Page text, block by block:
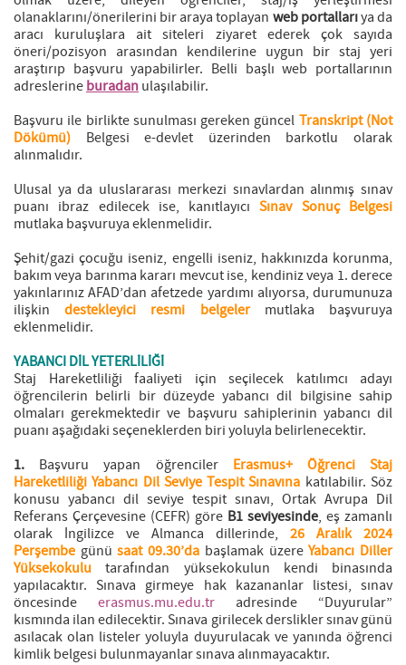
olanaklarını/önerilerini bir araya toplayan web portallarıya da
aracı kuruluşlara ait siteleri ziyaret ederek çok sayıda
öneri/pozisyon arasından kendilerine uygun bir staj yeri
araştırıp başvuru yapabilirler. Belli başlı web portallarının
adreslerineburadanulaşılabilir.
Başvuru ile birlikte sunulması gereken güncel Transkript (Not
Dökümü) Belgesi e-devlet üzerinden barkotlu olarak
alınmalıdır.
Ulusal ya da uluslararası merkezi sınavlardan alınmış sınav
puanı ibraz edilecek ise, kanıtlayıcıSınav Sonuç Belgesi
mutlaka başvuruya eklenmelidir.
Şehit/gazi çocuğu iseniz, engelli iseniz, hakkınızda korunma,
bakım veya barınma kararı mevcut ise, kendiniz veya 1. derece
yakınlarınız AFAD’dan afetzede yardımı alıyorsa, durumunuza
ilişkindestekleyici resmi belgelermutlaka başvuruya
eklenmelidir.
YABANCI DİL YETERLİLİĞİ
Staj Hareketliliği faaliyeti için seçilecek katılımcı adayı
öğrencilerin belirli bir düzeyde yabancı dil bilgisine sahip
olmaları gerekmektedir ve başvuru sahiplerinin yabancı dil
puanı aşağıdaki seçeneklerden biri yoluyla belirlenecektir.
1. Başvuru yapan öğrenciler Erasmus+ Öğrenci Staj
Hareketliliği Yabancı Dil Seviye Tespit Sınavına katılabilir. Söz
konusu yabancı dil seviye tespit sınavı, Ortak Avrupa Dil
Referans Çerçevesine (CEFR) göre B1 seviyesinde, eş zamanlı
olarak İngilizce ve Almanca dillerinde, 26 Aralık 2024
Perşembe günüsaat 09.30’da başlamak üzereYabancı Diller
Yüksekokulu tarafından yüksekokulun kendi binasında
yapılacaktır. Sınava girmeye hak kazananlar listesi, sınav
öncesinde erasmus.mu.edu.tr adresinde “Duyurular”
kısmında ilan edilecektir. Sınava girilecek derslikler sınav günü
asılacak olan listeler yoluyla duyurulacak ve yanında öğrenci
kimlik belgesi bulunmayanlar sınava alınmayacaktır.